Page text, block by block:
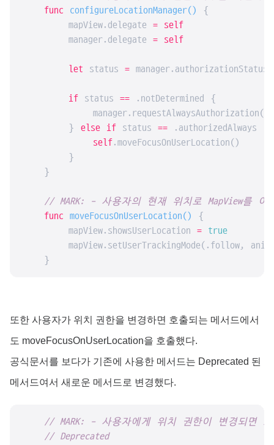
func
configureLocationManager()
{
        mapView.delegate
=
self
        manager.delegate
= self
let status = manager.authorizationStatus
if status == .notDetermined {
            manager.requestAlwaysAuthorization()
        }
else if status == .authorizedAlways
self.moveFocusOnUserLocation()
        }
    }
// MARK: - 사용자의 현재 위치로 MapView를 이
func
moveFocusOnUserLocation()
{
        mapView.showsUserLocation
=
true
mapView.setUserTrackingMode(.follow,
    }
또한 사용자가 위치 권한을 변경하면 호출되는 메서드에서
도 moveFocusOnUserLocation을 호출했다.
공식문서를 보다가 기존에 사용한 메서드는 Deprecated 된
메서드여서 새로운 메서드로 변경했다.
// MARK: - 사용자에게 위치 권한이 변경되면 호
// Deprecated